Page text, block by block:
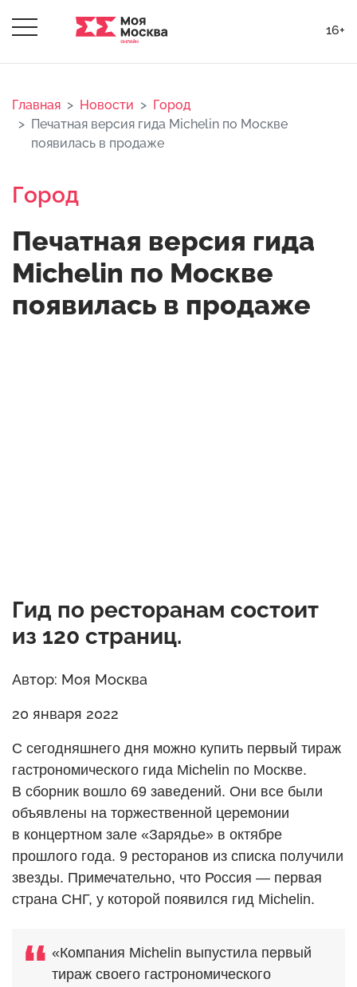
16+
Главная Новости
Город
Печатная версия гида Michelin по Москве
появилась в продаже
Город
Печатная версия гида
Michelin по Москве
появилась в продаже
Гид по ресторанам состоит
из 120 страниц.
Автор: Моя Москва
20 января 2022
С сегодняшнего дня можно купить первый тираж
гастрономического гида Michelin по Москве.
В сборник вошло 69 заведений. Они все были
объявлены на торжественной церемонии
в концертном зале «Зарядье» в октябре
прошлого года. 9 ресторанов из списка получили
звезды. Примечательно, что Россия — первая
страна СНГ, у которой появился гид Michelin.
«Компания Michelin выпустила первый
тираж своего гастрономического